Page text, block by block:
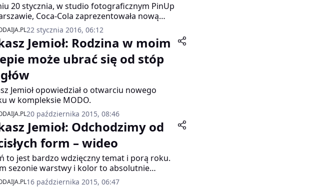
20 stycznia, w studio fotograficznym PinUp
Coca-Cola zaprezentowała nową
marketingową pod nazwą „Taste the
22 stycznia 2016, 06:12
Jemioł: Rodzina w moim
może ubrać się od stóp
Jemioł opowiedział o otwarciu nowego
w kompleksie MODO.
20 października 2015, 08:46
Jemioł: Odchodzimy od
form – wideo
to jest bardzo wdzięczny temat i porą roku.
sezonie warstwy i kolor to absolutnie
Numerem jeden w kolorze jest wino
z czernią i bardzo dużo weluru.
16 października 2015, 06:47